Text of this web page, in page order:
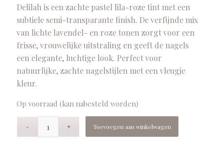
Delilah is een zachte pastel lila-roze tint met een
subtiele semi-transparante finish. De verfijnde mix
van lichte lavendel- en roze tonen zorgt voor een
frisse, vrouwelijke uitstraling en geeft de nagels
een elegante, luchtige look. Perfect voor
natuurlijke, zachte nagelstijlen met een vleugje
kleur.
Op voorraad (kan nabesteld worden)
Toevoegen aan winkelwagen